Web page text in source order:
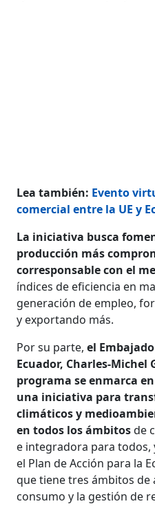
Lea también: Evento
comercial entre la UE y
La iniciativa busca
producción más
corresponsable con el
índices de eficiencia en
generación de empleo,
y exportando más.
Por su parte,el
Ecuador, Charles-Michel
programa se enmarca
una iniciativa para
climáticos y
en todos los ámbitosde
e integradora para todos,
el Plan de Acción para la
que tiene tres ámbitos de
consumo y la gestión de